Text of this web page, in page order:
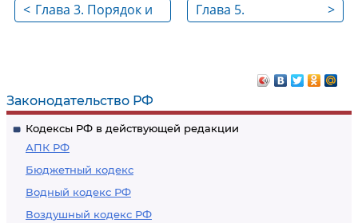
Законодательство РФ
Кодексы РФ в действующей редакции
АПК РФ
Бюджетный кодекс
Водный кодекс РФ
Воздушный кодекс РФ
< Глава 3. Порядок и
>
Глава 5.